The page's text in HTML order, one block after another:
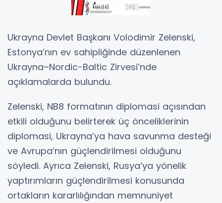
Ukrayna Devlet Başkanı Volodimir Zelenski,
Estonya’nın ev sahipliğinde düzenlenen
Ukrayna–Nordic-Baltic Zirvesi’nde
açıklamalarda bulundu.
Zelenski, NB8 formatının diplomasi açısından
etkili olduğunu belirterek üç önceliklerinin
diplomasi, Ukrayna’ya hava savunma desteği
ve Avrupa’nın güçlendirilmesi olduğunu
söyledi. Ayrıca Zelenski, Rusya’ya yönelik
yaptırımların güçlendirilmesi konusunda
ortakların kararlılığından memnuniyet